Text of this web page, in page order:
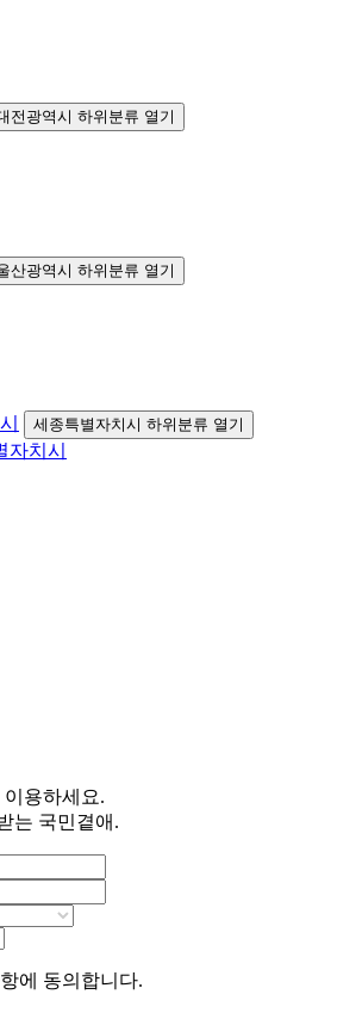
전광역시 하위분류 열기
산광역시 하위분류 열기
세종특별자치시 하위분류 열기
자치시
이용하세요.
는 국민곁애.
에 동의합니다.